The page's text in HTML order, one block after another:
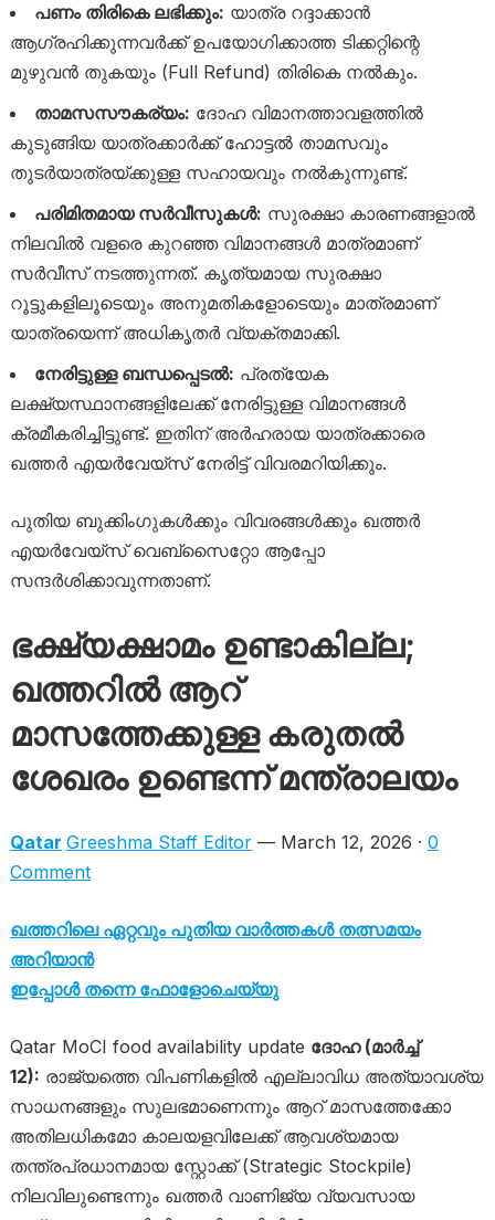
പണം തിരികെ ലഭിക്കും: യാത്ര റദ്ദാക്കാൻ
ആഗ്രഹിക്കുന്നവർക്ക് ഉപയോഗിക്കാത്ത ടിക്കറ്റിന്റെ
മുഴുവൻ തുകയും (Full Refund) തിരികെ നൽകും.
താമസസൗകര്യം: ദോഹ വിമാനത്താവളത്തിൽ
കുടുങ്ങിയ യാത്രക്കാർക്ക് ഹോട്ടൽ താമസവും
തുടർയാത്രയ്ക്കുള്ള സഹായവും നൽകുന്നുണ്ട്.
പരിമിതമായ സർവീസുകൾ: സുരക്ഷാ കാരണങ്ങളാൽ
നിലവിൽ വളരെ കുറഞ്ഞ വിമാനങ്ങൾ മാത്രമാണ്
സർവീസ് നടത്തുന്നത്. കൃത്യമായ സുരക്ഷാ
റൂട്ടുകളിലൂടെയും അനുമതികളോടെയും മാത്രമാണ്
യാത്രയെന്ന് അധികൃതർ വ്യക്തമാക്കി.
നേരിട്ടുള്ള ബന്ധപ്പെടൽ: പ്രത്യേക
ലക്ഷ്യസ്ഥാനങ്ങളിലേക്ക് നേരിട്ടുള്ള വിമാനങ്ങൾ
ക്രമീകരിച്ചിട്ടുണ്ട്. ഇതിന് അർഹരായ യാത്രക്കാരെ
ഖത്തർ എയർവേയ്‌സ് നേരിട്ട് വിവരമറിയിക്കും.
പുതിയ ബുക്കിംഗുകൾക്കും വിവരങ്ങൾക്കും ഖത്തർ
എയർവേയ്‌സ് വെബ്‌സൈറ്റോ ആപ്പോ
സന്ദർശിക്കാവുന്നതാണ്.
ഭക്ഷ്യക്ഷാമം ഉണ്ടാകില്ല;
ഖത്തറിൽ ആറ്
മാസത്തേക്കുള്ള കരുതൽ
ശേഖരം ഉണ്ടെന്ന് മന്ത്രാലയം
Qatar Greeshma Staff Editor— March 12, 2026 · 0
Comment
ഖത്തറിലെ ഏറ്റവും പുതിയ വാർത്തകൾ തത്സമയം
അറിയാൻ
ഇപ്പോൾ തന്നെ ഫോളോചെയ്യു
Qatar MoCI food availability update ദോഹ (മാർച്ച്
12): രാജ്യത്തെ വിപണികളിൽ എല്ലാവിധ അത്യാവശ്യ
സാധനങ്ങളും സുലഭമാണെന്നും ആറ് മാസത്തേക്കോ
അതിലധികമോ കാലയളവിലേക്ക് ആവശ്യമായ
തന്ത്രപ്രധാനമായ സ്റ്റോക്ക് (Strategic Stockpile)
നിലവിലുണ്ടെന്നും ഖത്തർ വാണിജ്യ വ്യവസായ